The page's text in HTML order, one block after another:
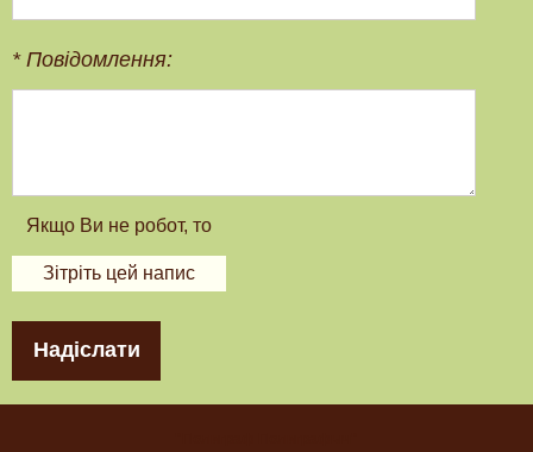
*Повідомлення:
Надіслати